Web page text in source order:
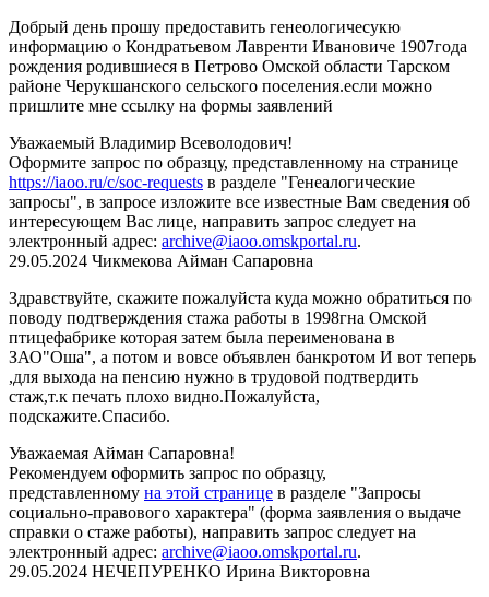
Добрый день прошу предоставить генеологичесукю
информацию о Кондратьевом Лавренти Ивановиче 1907года
рождения родившиеся в Петрово Омской области Тарском
районе Черукшанского сельского поселения.если можно
пришлите мне ссылку на формы заявлений
Уважаемый Владимир Всеволодович!
Оформите запрос по образцу, представленному на странице
https://iaoo.ru/c/soc-requests в разделе "Генеалогические
запросы", в запросе изложите все известные Вам сведения об
интересующем Вас лице, направить запрос следует на
электронный адрес: archive@iaoo.omskportal.ru.
29.05.2024 Чикмекова Айман Сапаровна
Здравствуйте, скажите пожалуйста куда можно обратиться по
поводу подтверждения стажа работы в 1998гна Омской
птицефабрике которая затем была переименована в
ЗАО"Оша", а потом и вовсе объявлен банкротом И вот теперь
,для выхода на пенсию нужно в трудовой подтвердить
стаж,т.к печать плохо видно.Пожалуйста,
подскажите.Спасибо.
Уважаемая Айман Сапаровна!
Рекомендуем оформить запрос по образцу,
представленному на этой странице в разделе "Запросы
социально-правового характера" (форма заявления о выдаче
справки о стаже работы), направить запрос следует на
электронный адрес: archive@iaoo.omskportal.ru.
29.05.2024 НЕЧЕПУРЕНКО Ирина Викторовна